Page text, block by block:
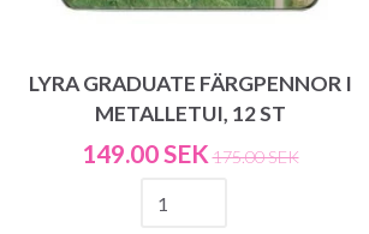
LYRA GRADUATE FÄRGPENNOR I
METALLETUI, 12 ST
149.00 SEK 175.00 SEK